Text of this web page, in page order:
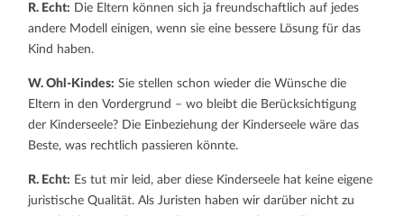
R. Echt: Die Eltern können sich ja freundschaftlich auf jedes
andere Modell einigen, wenn sie eine bessere Lösung für das
Kind haben.
W. Ohl-Kindes: Sie stellen schon wieder die Wünsche die
Eltern in den Vordergrund – wo bleibt die Berücksichtigung
der Kinderseele? Die Einbeziehung der Kinderseele wäre das
Beste, was rechtlich passieren könnte.
R. Echt: Es tut mir leid, aber diese Kinderseele hat keine eigene
juristische Qualität. Als Juristen haben wir darüber nicht zu